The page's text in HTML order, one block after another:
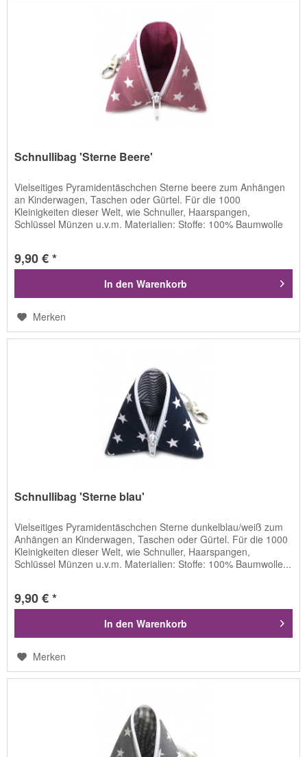
Schnullibag 'Sterne Beere'
Vielseitiges Pyramidentäschchen Sterne beere zum Anhängen
an Kinderwagen, Taschen oder Gürtel. Für die 1000
Kleinigkeiten dieser Welt, wie Schnuller, Haarspangen,
Schlüssel Münzen u.v.m. Materialien: Stoffe: 100% Baumwolle
9,90 € *
In den Warenkorb
Merken
Schnullibag 'Sterne blau'
Vielseitiges Pyramidentäschchen Sterne dunkelblau/weiß zum
Anhängen an Kinderwagen, Taschen oder Gürtel. Für die 1000
Kleinigkeiten dieser Welt, wie Schnuller, Haarspangen,
Schlüssel Münzen u.v.m. Materialien: Stoffe: 100% Baumwolle...
9,90 € *
In den Warenkorb
Merken